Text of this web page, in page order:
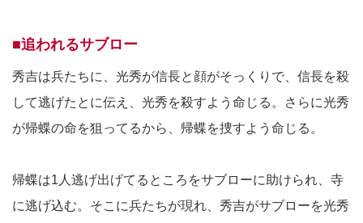
■追われるサブロー
秀吉は兵たちに、光秀が信長と顔がそっくりで、信長を殺
して逃げたとに伝え、光秀を殺すよう命じる。さらに光秀
が帰蝶の命を狙ってるから、帰蝶を捜すよう命じる。
帰蝶は1人逃げ出げてるところをサブローに助けられ、寺
に逃げ込む。そこに兵たちが現れ、秀吉がサブローを光秀